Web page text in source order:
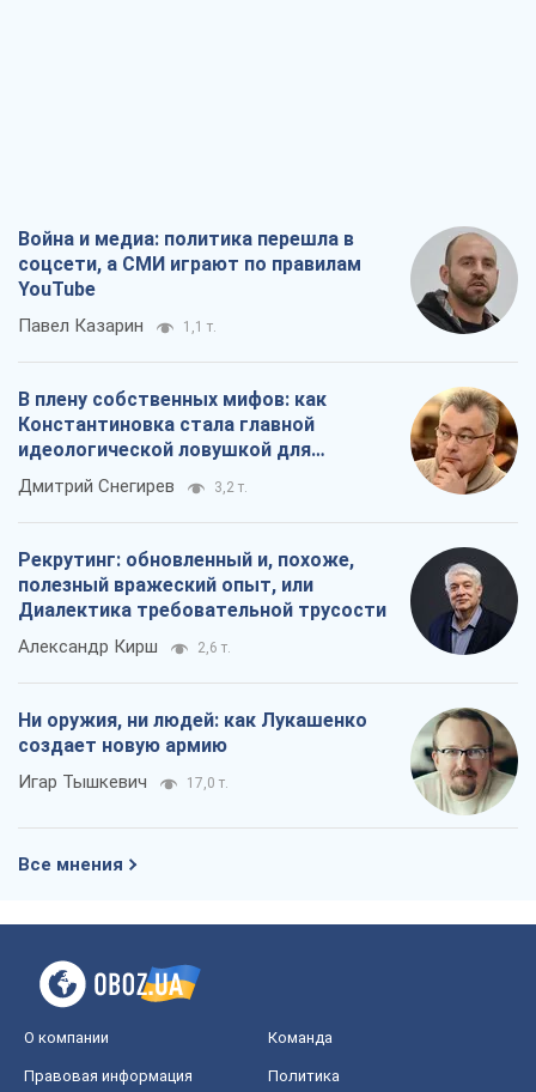
Война и медиа: политика перешла в
соцсети, а СМИ играют по правилам
YouTube
Павел Казарин 1,1 т.
В плену собственных мифов: как
Константиновка стала главной
идеологической ловушкой для
российских оккупантов
Дмитрий Снегирев 3,2 т.
Рекрутинг: обновленный и, похоже,
полезный вражеский опыт, или
Диалектика требовательной трусости
Александр Кирш 2,6 т.
Ни оружия, ни людей: как Лукашенко
создает новую армию
Игар Тышкевич 17,0 т.
Все мнения
О компании Команда
Правовая информация
Политика